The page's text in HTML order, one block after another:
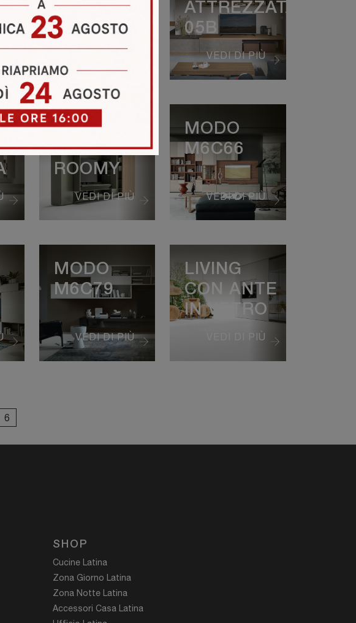
ATTREZZATA
06C
VEDI DI PIÙ
ATTREZZATA
05B
VEDI DI PIÙ
FREEDHOME
LIVING
ROOMY
VEDI DI PIÙ
MODO
M6C66
VEDI DI PIÙ
MODO
M6C79
VEDI DI PIÙ
LIVING
CON ANTE
IN VETRO
6
SHOP
Cucine Latina
Zona Giorno Latina
Zona Notte Latina
Accessori Casa Latina